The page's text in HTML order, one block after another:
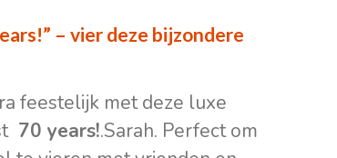
– vier deze bijzondere
feestelijk met deze luxe
70 years!.Sarah. Perfect om